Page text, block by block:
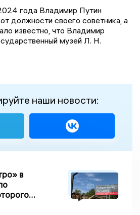
года Владимир Путин
должности своего советника, а
известно, что Владимир
музей Л. Н.
наши новости:
в